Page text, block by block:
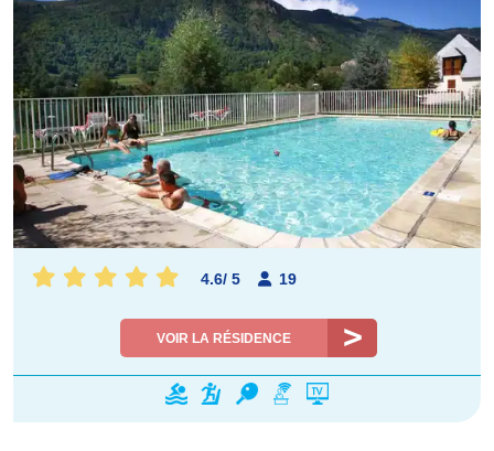
4.6/ 5 19
VOIR LA RÉSIDENCE